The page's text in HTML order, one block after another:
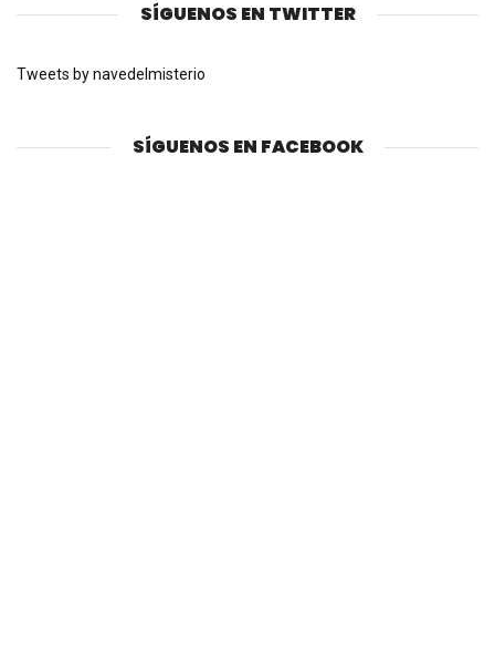
SÍGUENOS EN TWITTER
Tweets by navedelmisterio
SÍGUENOS EN FACEBOOK